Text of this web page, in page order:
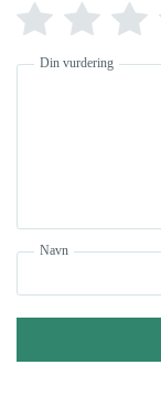
Din vurdering
Navn